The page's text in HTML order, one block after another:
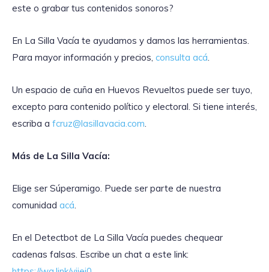
este o grabar tus contenidos sonoros?
En La Silla Vacía te ayudamos y damos las herramientas.
Para mayor información y precios, consulta acá
Un espacio de cuña en Huevos Revueltos puede ser tuyo,
excepto para contenido político y electoral. Si tiene interés,
escriba a fcruz@lasillavacia.com
Más de La Silla Vacía:
Elige ser Súperamigo. Puede ser parte de nuestra
comunidad acá
En el Detectbot de La Silla Vacía puedes chequear
cadenas falsas. Escribe un chat a este link: